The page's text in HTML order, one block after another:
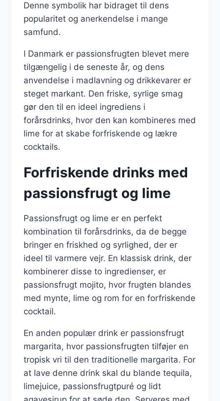
Denne symbolik har bidraget til dens
popularitet og anerkendelse i mange
samfund.
I Danmark er passionsfrugten blevet mere
tilgængelig i de seneste år, og dens
anvendelse i madlavning og drikkevarer er
steget markant. Den friske, syrlige smag
gør den til en ideel ingrediens i
forårsdrinks, hvor den kan kombineres med
lime for at skabe forfriskende og lækre
cocktails.
Forfriskende drinks med
passionsfrugt og lime
Passionsfrugt og lime er en perfekt
kombination til forårsdrinks, da de begge
bringer en friskhed og syrlighed, der er
ideel til varmere vejr. En klassisk drink, der
kombinerer disse to ingredienser, er
passionsfrugt mojito, hvor frugten blandes
med mynte, lime og rom for en forfriskende
cocktail.
En anden populær drink er passionsfrugt
margarita, hvor passionsfrugten tilføjer en
tropisk vri til den traditionelle margarita. For
at lave denne drink skal du blande tequila,
limejuice, passionsfrugtpuré og lidt